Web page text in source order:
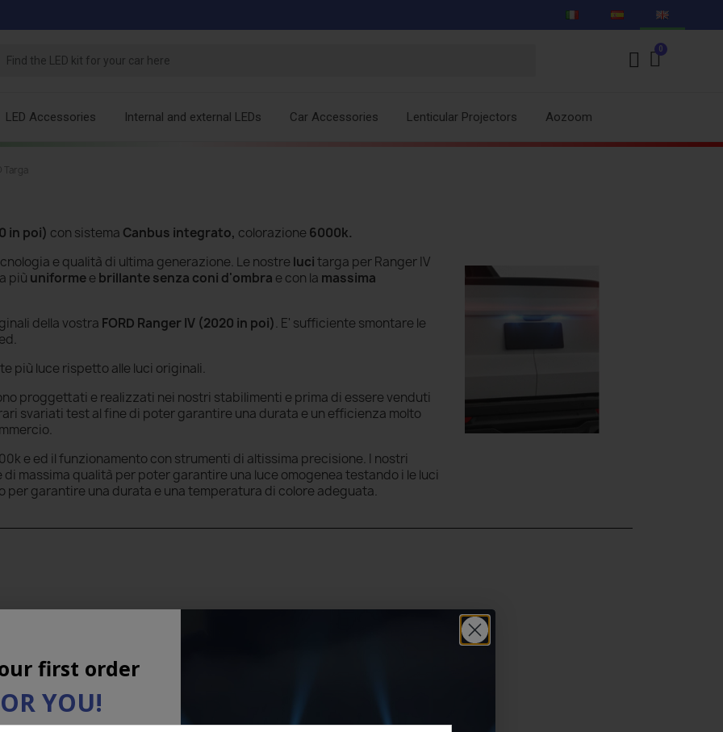
LED Accessories Internal and external LEDs Car Accessories Lenticular Projectors Aozoom
Targa
in poi) con sistema Canbus integrato, colorazione 6000k.
e qualità di ultima generazione. Le nostre lucitarga per Ranger IV
più uniformee brillante senza coni d'ombra e con la massima
della vostra FORD Ranger IV (2020 in poi). E' sufficiente smontare le
più luce rispetto alle luci originali.
proggettati e realizzati nei nostri stabilimenti e prima di essere venduti
svariati test al fine di poter garantire una durata e un efficienza molto
e ed il funzionamento con strumenti di altissima precisione. I nostri
massima qualità per poter garantire una luce omogenea testando i le luci
per garantire una durata e una temperatura di colore adeguata.
first order
YOU!